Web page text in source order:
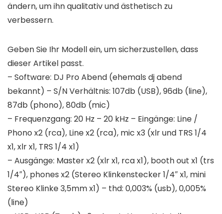
ändern, um ihn qualitativ und ästhetisch zu
verbessern.
Geben Sie Ihr Modell ein, um sicherzustellen, dass
dieser Artikel passt.
– Software: DJ Pro Abend (ehemals dj abend
bekannt) – S/N Verhältnis: 107db (USB), 96db (line),
87db (phono), 80db (mic)
– Frequenzgang: 20 Hz – 20 kHz – Eingänge: Line /
Phono x2 (rca), Line x2 (rca), mic x3 (xlr und TRS 1/4
x1, xlr x1, TRS 1/4 x1)
– Ausgänge: Master x2 (xlr x1, rca x1), booth out x1 (trs
1/4″), phones x2 (Stereo Klinkenstecker 1/4″ x1, mini
Stereo Klinke 3,5mm x1) – thd: 0,003% (usb), 0,005%
(line)